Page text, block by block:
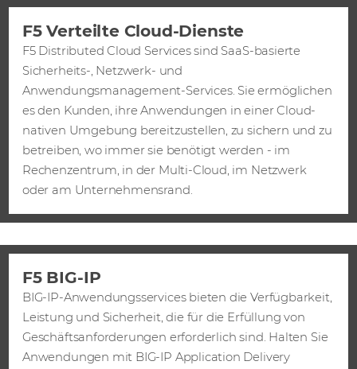
F5 Verteilte Cloud-Dienste
F5 Distributed Cloud Services sind SaaS-basierte
Sicherheits-, Netzwerk- und
Anwendungsmanagement-Services. Sie ermöglichen
es den Kunden, ihre Anwendungen in einer Cloud-
nativen Umgebung bereitzustellen, zu sichern und zu
betreiben, wo immer sie benötigt werden - im
Rechenzentrum, in der Multi-Cloud, im Netzwerk
oder am Unternehmensrand.
F5 BIG-IP
BIG-IP-Anwendungsservices bieten die Verfügbarkeit,
Leistung und Sicherheit, die für die Erfüllung von
Geschäftsanforderungen erforderlich sind. Halten Sie
Anwendungen mit BIG-IP Application Delivery